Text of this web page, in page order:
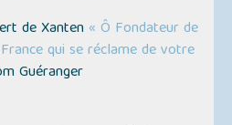
de Xanten « Ô Fondateur de
qui se réclame de votre
Guéranger